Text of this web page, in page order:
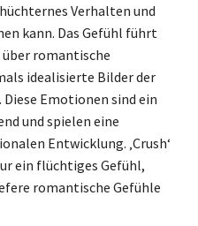
Verhalten und
kann. Das Gefühl führt
über romantische
idealisierte Bilder der
Emotionen sind ein
und spielen eine
Entwicklung. ‚Crush‘
ein flüchtiges Gefühl,
romantische Gefühle